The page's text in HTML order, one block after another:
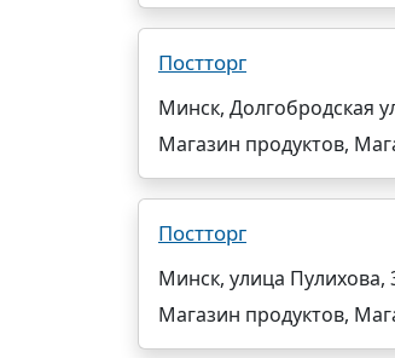
Постторг
Минск, Долгобродская
Магазин продуктов,
Постторг
Минск, улица Пулихова,
Магазин продуктов,